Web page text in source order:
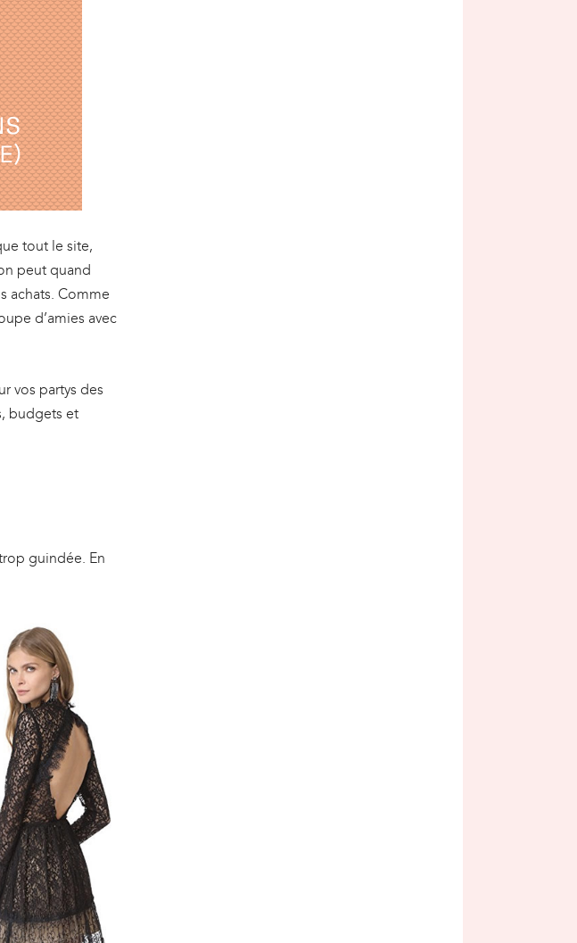
tout le site,
peut quand
achats. Comme
d’amies avec
vos partys des
budgets et
guindée. En